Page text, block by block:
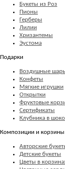
Букеты из Роз
Пионы
Герберы
Лилии
Хризантемы
Эустома
Подарки
Воздушные
Конфеты
Мягкие игрушки
Открытки
Фруктовые
Сертификаты
Клубника в
Композиции и корзины
Авторские
Детские букеты
Цветы в